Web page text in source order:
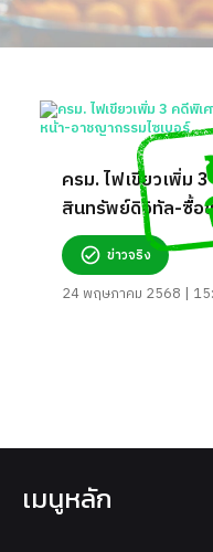
ครม. ไฟเขียวเพิ่ม
สินทรัพย์ดิจิทัล-ซื้อ
ไซเบอร์
ข่าวจริง
24 พฤษภาคม 2568 |
เมนูหลัก